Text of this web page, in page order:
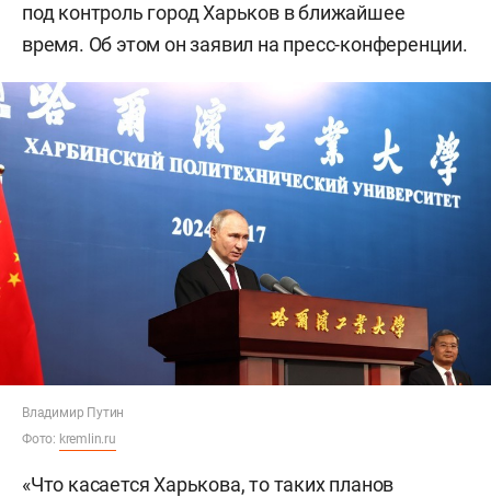
под контроль город Харьков в ближайшее
время. Об этом он заявил на пресс-конференции.
Владимир Путин
Фото: kremlin.ru
«Что касается Харькова, то таких планов